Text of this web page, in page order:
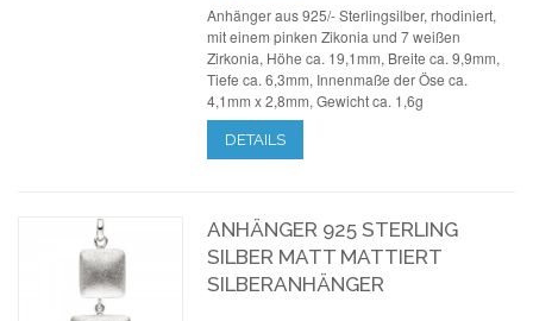
Anhänger aus 925/- Sterlingsilber, rhodiniert,
mit einem pinken Zikonia und 7 weißen
Zirkonia, Höhe ca. 19,1mm, Breite ca. 9,9mm,
Tiefe ca. 6,3mm, Innenmaße der Öse ca.
4,1mm x 2,8mm, Gewicht ca. 1,6g
DETAILS
ANHÄNGER 925 STERLING
SILBER MATT MATTIERT
SILBERANHÄNGER